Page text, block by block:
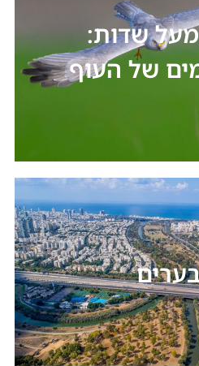
שדות:
של העוף